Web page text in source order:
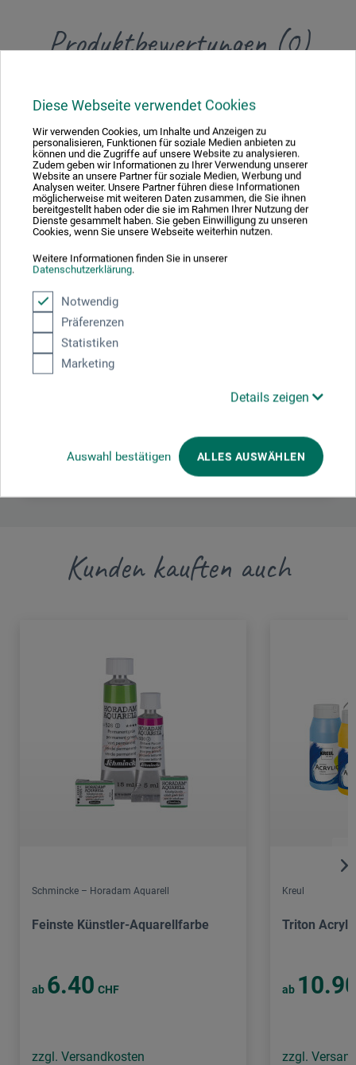
Diese Webseite verwendet Cookies
Wir verwenden Cookies, um Inhalte und Anzeigen zu
personalisieren, Funktionen für soziale Medien anbieten zu
können und die Zugriffe auf unsere Website zu analysieren.
Zudem geben wir Informationen zu Ihrer Verwendung unserer
Website an unsere Partner für soziale Medien, Werbung und
Analysen weiter. Unsere Partner führen diese Informationen
möglicherweise mit weiteren Daten zusammen, die Sie ihnen
bereitgestellt haben oder die sie im Rahmen Ihrer Nutzung der
Dienste gesammelt haben. Sie geben Einwilligung zu unseren
Cookies, wenn Sie unsere Webseite weiterhin nutzen.
Weitere Informationen finden Sie in unserer
Datenschutzerklärung.
Notwendig
Präferenzen
Statistiken
Marketing
Details zeigen
Auswahl bestätigen ALLES AUSWÄHLEN
Produktbewertungen (0)
JETZT PRODUKT BEWERTEN
Hersteller-Kontakt
Hier finden Sie die Kontaktdaten des Herstellers zu
Felo Werkzeugfabrik GmbH
Kunden kauften auch
Schmincke – Horadam Aquarell
Feinste Künstler-Aquarellfarbe
ab 6.40 CHF
zzgl. Versandkosten
Kreul
Triton
ab
zzgl.